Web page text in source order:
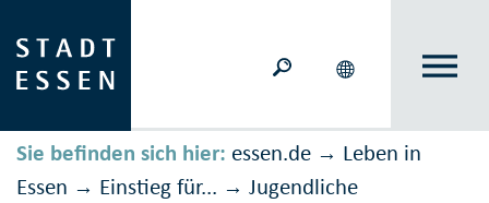
Sie befinden sich hier: essen.de → Leben in
Essen → Einstieg für... → Jugendliche